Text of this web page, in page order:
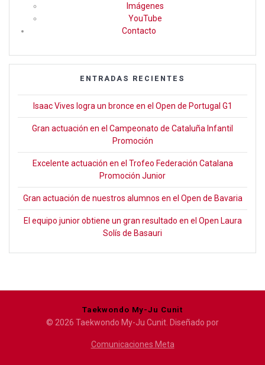
Imágenes
YouTube
Contacto
ENTRADAS RECIENTES
Isaac Vives logra un bronce en el Open de Portugal G1
Gran actuación en el Campeonato de Cataluña Infantil
Promoción
Excelente actuación en el Trofeo Federación Catalana
Promoción Junior
Gran actuación de nuestros alumnos en el Open de Bavaria
El equipo junior obtiene un gran resultado en el Open Laura
Solís de Basauri
Taekwondo My-Ju Cunit
© 2026 Taekwondo My-Ju Cunit. Diseñado por
Comunicaciones Meta